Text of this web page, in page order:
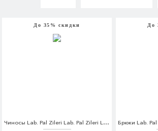
До 35% скидки
Чиносы Lab. Pal Zileri Lab. Pal Zileri LA059EMOUL33
До